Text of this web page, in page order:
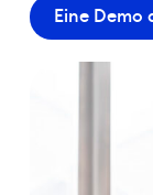
Eine Demo